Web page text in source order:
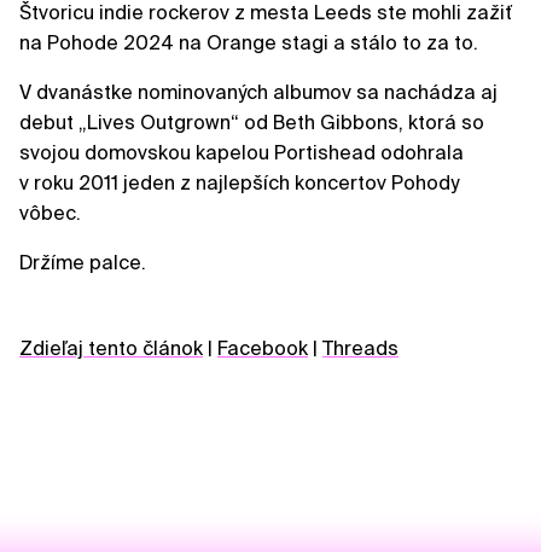
Štvoricu indie rockerov z mesta Leeds ste mohli zažiť
na Pohode 2024 na Orange stagi a stálo to za to.
V dvanástke nominovaných albumov sa nachádza aj
debut „Lives Outgrown“ od Beth Gibbons, ktorá so
svojou domovskou kapelou Portishead odohrala
v roku 2011 jeden z najlepších koncertov Pohody
vôbec.
Držíme palce.
Zdieľaj tento článok Facebook Threads